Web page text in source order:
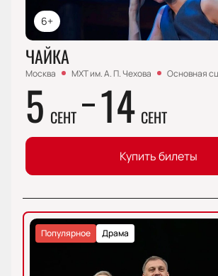
6+
ЧАЙКА
Москва МХТ им. А. П. Чехова Основная
5 СЕНТ 14 СЕНТ
Купить билеты
Драма
Популярное